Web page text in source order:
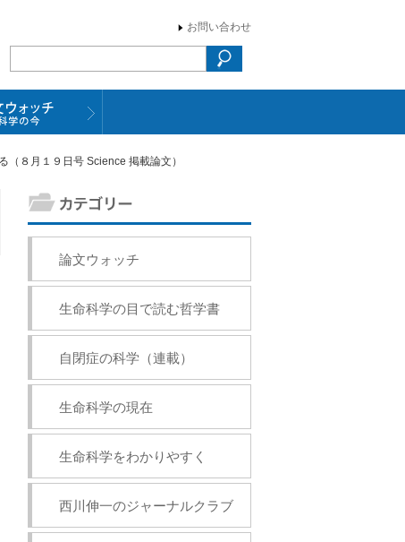
お問い合わせ
８月１９日号 Science 掲載論文）
論文ウォッチ
生命科学の目で読む哲学書
自閉症の科学（連載）
生命科学の現在
生命科学をわかりやすく
西川伸一のジャーナルクラブ